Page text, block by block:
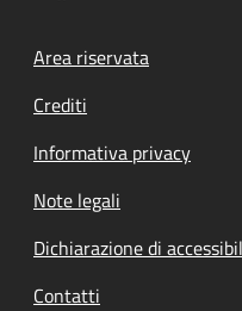
Footer menu
Area riservata
Crediti
Informativa privacy
Note legali
Dichiarazione di
Contatti